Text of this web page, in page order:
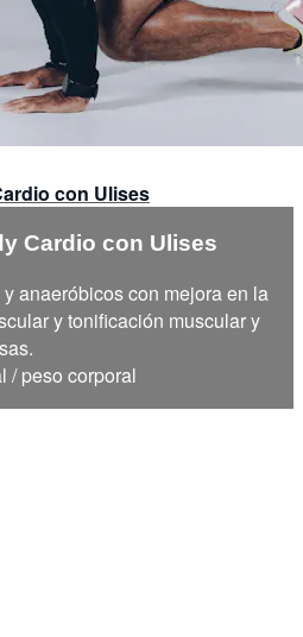
con Ulises
Cardio con Ulises
anaeróbicos con mejora en la
y tonificación muscular y
/ peso corporal